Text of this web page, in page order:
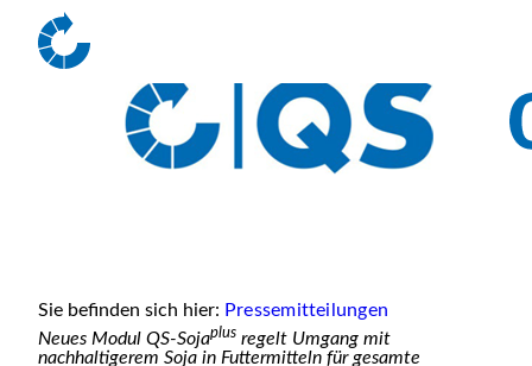
Sie befinden sich hier: Pressemitteilungen
Neues Modul QS-Sojaplus regelt Umgang mit
nachhaltigerem Soja in Futtermitteln für gesamte